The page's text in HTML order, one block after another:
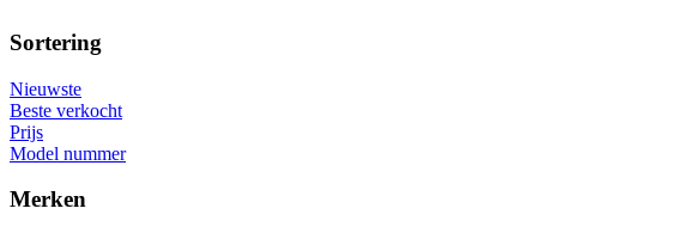
Sortering
Nieuwste
Beste verkocht
Prijs
Model nummer
Merken